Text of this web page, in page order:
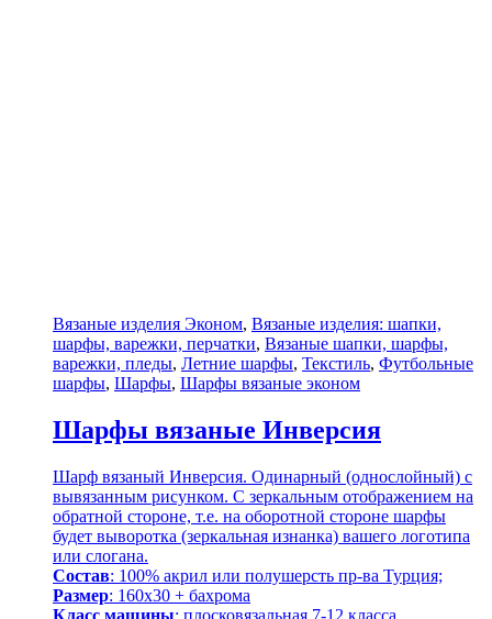
Вязаные изделия Эконом, Вязаные изделия: шапки,
шарфы, варежки, перчатки, Вязаные шапки, шарфы,
варежки, пледы, Летние шарфы, Текстиль, Футбольные
шарфы, Шарфы, Шарфы вязаные эконом
Шарфы вязаные Инверсия
Шарф вязаный Инверсия. Одинарный (однослойный) с
вывязанным рисунком. С зеркальным отображением на
обратной стороне, т.е. на оборотной стороне шарфы
будет выворотка (зеркальная изнанка) вашего логотипа
или слогана.
Состав: 100% акрил или полушерсть пр-ва Турция;
Размер: 160х30 + бахрома